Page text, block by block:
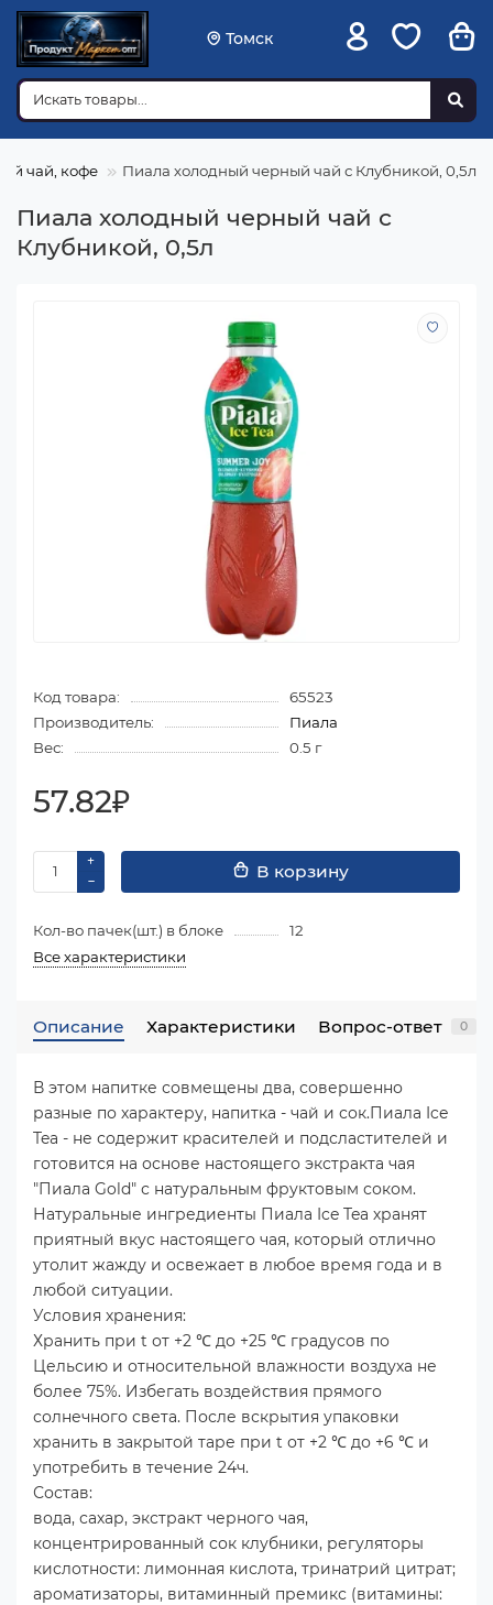
Томск
чай, кофе Пиала холодный черный чай с Клубникой, 0,5л
Пиала холодный черный чай с
Клубникой, 0,5л
Код товара:
65523
Производитель:
Пиала
Вес:
0.5 г
57.82₽
В корзину
Кол-во пачек(шт.) в блоке
12
Все характеристики
Описание Характеристики Вопрос-ответ 0
В этом напитке совмещены два, совершенно
разные по характеру, напитка - чай и сок.Пиала Ice
Tea - не содержит красителей и подсластителей и
готовится на основе настоящего экстракта чая
"Пиала Gold" с натуральным фруктовым соком.
Натуральные ингредиенты Пиала Ice Tea хранят
приятный вкус настоящего чая, который отлично
утолит жажду и освежает в любое время года и в
любой ситуации.
Условия хранения:
Хранить при t от +2 ℃ до +25 ℃ градусов по
Цельсию и относительной влажности воздуха не
более 75%. Избегать воздействия прямого
солнечного света. После вскрытия упаковки
хранить в закрытой таре при t от +2 ℃ до +6 ℃ и
употребить в течение 24ч.
Состав:
вода, сахар, экстракт черного чая,
концентрированный сок клубники, регуляторы
кислотности: лимонная кислота, тринатрий цитрат;
ароматизаторы, витаминный премикс (витамины: